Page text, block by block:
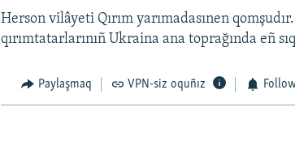
Herson vilâyeti Qırım yarımadasınen
qırımtatarlarınıñ Ukraina ana toprağında eñ
Paylaşmaq VPN-siz oquñız